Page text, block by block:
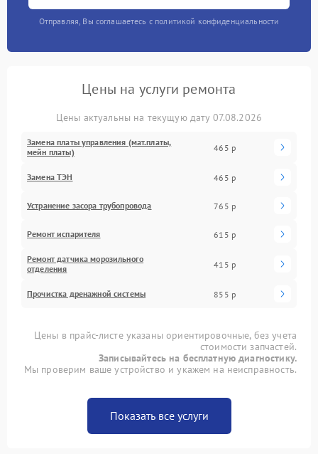
Отправляя, Вы соглашаетесь с политикой конфиденциальности
Цены на услуги ремонта
Цены актуальны на текущую дату 07.08.2026
Замена платы управления (мат.платы,
мейн платы)
465 р
Замена ТЭН 465 р
Устранение засора трубопровода 765 р
Ремонт испарителя 615 р
Ремонт датчика морозильного
отделения
415 р
Прочистка дренажной системы 855 р
Цены в прайс-листе указаны ориентировочные, без учета
стоимости запчастей.
Записывайтесь на бесплатную диагностику.
Мы проверим ваше устройство и укажем на неисправность.
Показать все услуги